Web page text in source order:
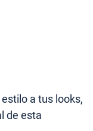
a tus looks,
de esta